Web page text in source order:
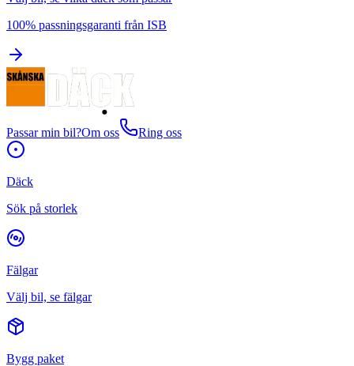
100% passningsgaranti från ISB
Passar min bil?Om oss Ring oss
Däck
Sök på storlek
Fälgar
Välj bil, se fälgar
Bygg paket